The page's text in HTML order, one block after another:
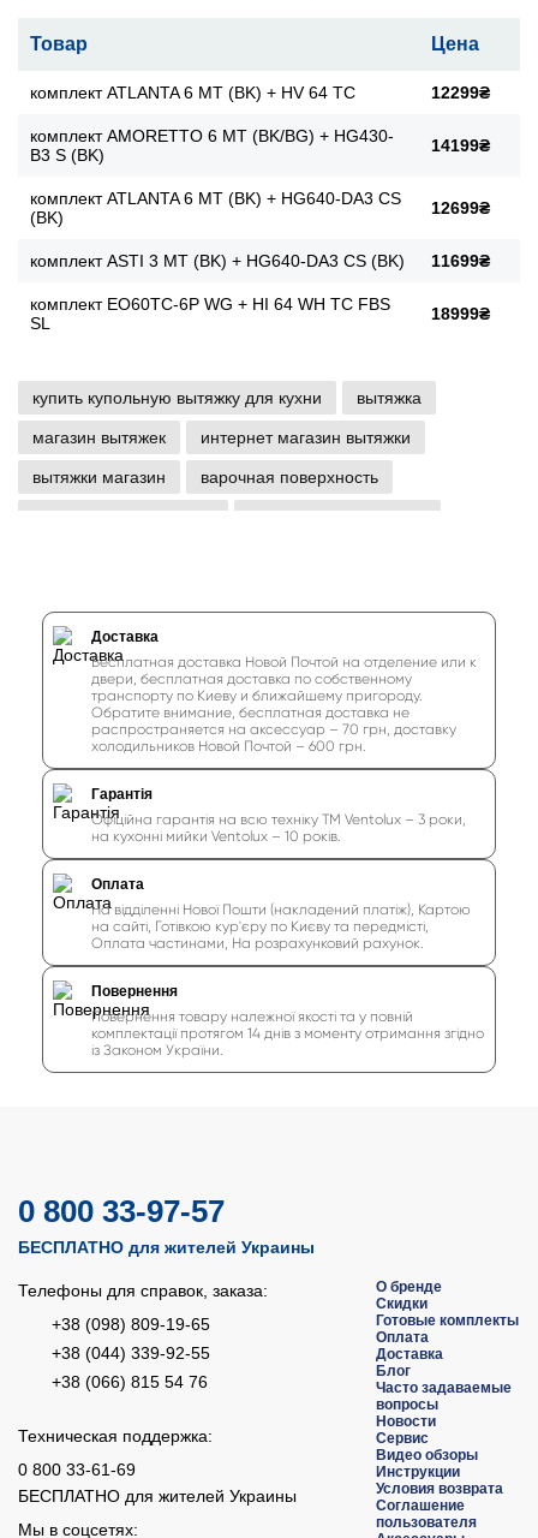
Товар Цена
комплект ATLANTA 6 MT (BK) + HV 64 TC 12299₴
комплект AMORETTO 6 MT (BK/BG) + HG430-
B3 S (BK)
14199₴
комплект ATLANTA 6 MT (BK) + HG640-DA3 CS
(BK)
12699₴
комплект ASTI 3 MT (BK) + HG640-DA3 CS (BK) 11699₴
комплект EO60TC-6P WG + HI 64 WH TC FBS
SL
18999₴
купить купольную вытяжку для кухни вытяжка
магазин вытяжек интернет магазин вытяжки
вытяжки магазин варочная поверхность
варочные поверхности поверхность варочная
поверхность варочной панели
настольные духовки электрические
настольные электрические печи
электрические духовые шкафы настольные
настольные духовки печи
Доставка
Бесплатная доставка Новой Почтой на отделение или к
двери, бесплатная доставка по собственному
транспорту по Киеву и ближайшему пригороду.
Обратите внимание, бесплатная доставка не
распространяется на аксессуар – 70 грн, доставку
холодильников Новой Почтой – 600 грн.
Гарантія
Офіційна гарантія на всю техніку ТМ Ventolux – 3 роки,
на кухонні мийки Ventolux – 10 років.
Оплата
На відділенні Нової Пошти (накладений платіж), Картою
на сайті, Готівкою кур'єру по Києву та передмісті,
Оплата частинами, На розрахунковий рахунок.
Повернення
Повернення товару належної якості та у повній
комплектації протягом 14 днів з моменту отримання згідно
із Законом України.
0 800 33-97-57
БЕСПЛАТНО для жителей Украины
Телефоны для справок, заказа:
+38 (098) 809-19-65
+38 (044) 339-92-55
+38 (066) 815 54 76
Техническая поддержка:
0 800 33-61-69
БЕСПЛАТНО для жителей Украины
Мы в соцсетях:
О бренде
Скидки
Готовые комплекты
Оплата
Доставка
Блог
Часто задаваемые
вопросы
Новости
Сервис
Видео обзоры
Инструкции
Условия возврата
Соглашение
пользователя